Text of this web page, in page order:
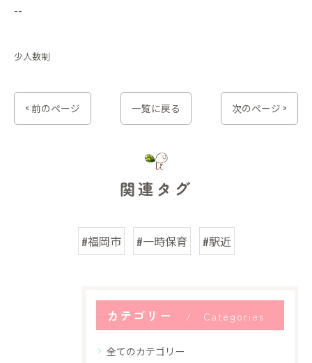
--
少人数制
< 前のページ 一覧に戻る 次のページ >
関連タグ
#福岡市 #一時保育 #駅近
カテゴリー Categories
全てのカテゴリー